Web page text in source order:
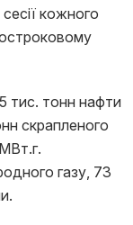
кожного
тис. тонн нафти
скрапленого
газу, 73